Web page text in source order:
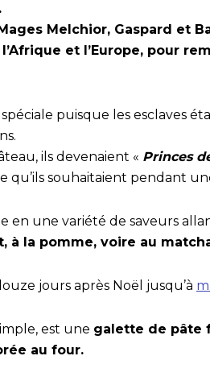
Melchior, Gaspard et
et l’Europe, pour
puisque les esclaves
ils devenaient « Princes
qu’ils souhaitaient pendant
en une variété de saveurs
à la pomme, voire au
jours après Noël jusqu’à
est une galette de pâte
au four.